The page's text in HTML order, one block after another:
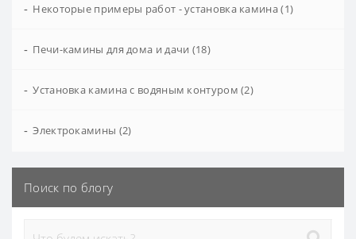
- Некоторые примеры работ - установка камина (1)
- Печи-камины для дома и дачи (18)
- Установка камина с водяным контуром (2)
- Электрокамины (2)
Поиск по блогу